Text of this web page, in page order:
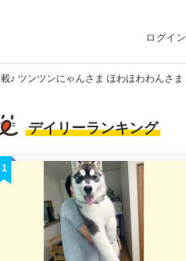
ログイン
♪ ツンツンにゃんさま ほわほわわんさま
デイリーランキング
1